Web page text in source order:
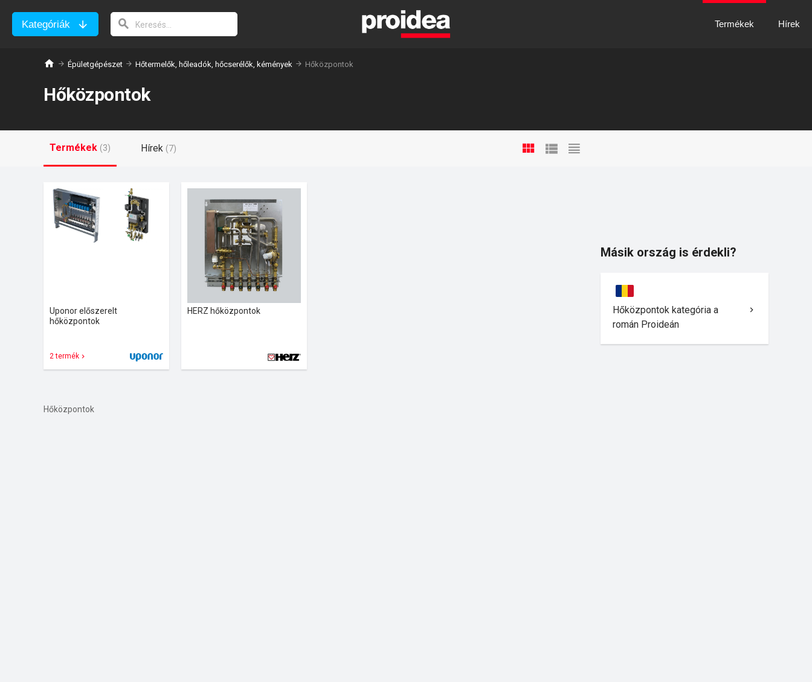
Kategóriák Termékek Hírek
Épületgépészet Hőtermelők, hőleadók, hőcserélők, kémények Hőközpontok
Hőközpontok
Termékek (3) Hírek (7)
Uponor előszerelt
hőközpontok
2 termék
HERZ hőközpontok
Másik ország is érdekli?
Hőközpontok kategória a
román Proideán
Hőközpontok